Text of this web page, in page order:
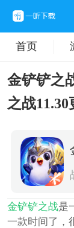
首页
金铲铲之
之战
金铲铲之战是
一款时间了，